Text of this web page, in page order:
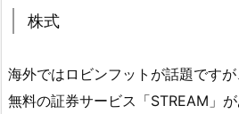
株式
海外ではロビンフットが話題です
無料の証券サービス「STREAM」